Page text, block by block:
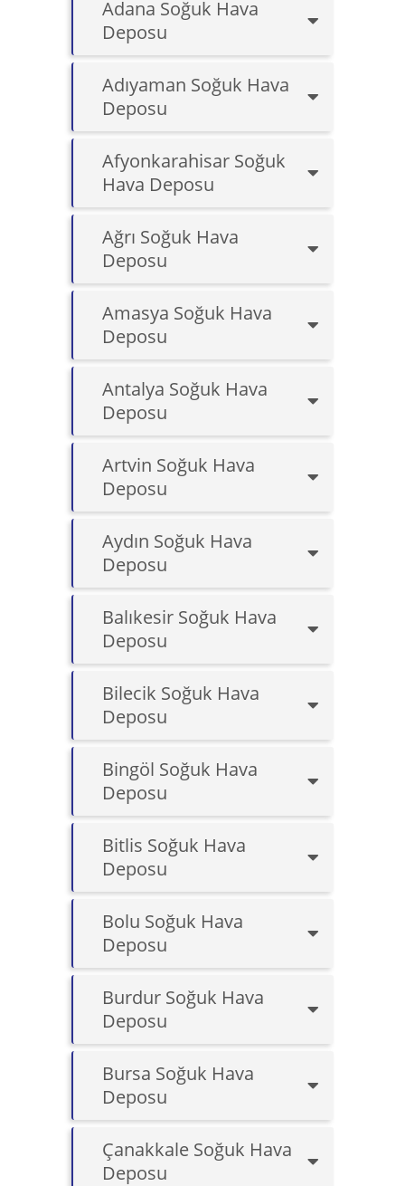
Adana Soğuk Hava
Deposu
Adıyaman Soğuk Hava
Deposu
Afyonkarahisar Soğuk
Hava Deposu
Ağrı Soğuk Hava
Deposu
Amasya Soğuk Hava
Deposu
Antalya Soğuk Hava
Deposu
Artvin Soğuk Hava
Deposu
Aydın Soğuk Hava
Deposu
Balıkesir Soğuk Hava
Deposu
Bilecik Soğuk Hava
Deposu
Bingöl Soğuk Hava
Deposu
Bitlis Soğuk Hava
Deposu
Bolu Soğuk Hava
Deposu
Burdur Soğuk Hava
Deposu
Bursa Soğuk Hava
Deposu
Çanakkale Soğuk Hava
Deposu